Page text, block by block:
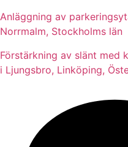
Anläggning av
Norrmalm, Stockholms län
Förstärkning av slänt med
i Ljungsbro, Linköping,